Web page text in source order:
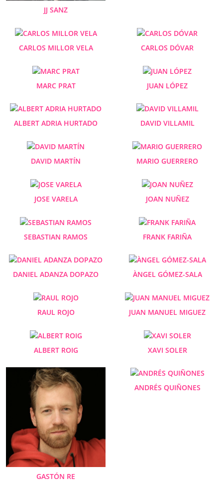
JJ SANZ
CARLOS MILLOR VELA CARLOS DÓVAR
MARC PRAT JUAN LÓPEZ
ALBERT ADRIA HURTADO DAVID VILLAMIL
DAVID MARTÍN MARIO GUERRERO
JOSE VARELA JOAN NUÑEZ
SEBASTIAN RAMOS FRANK FARIÑA
DANIEL ADANZA DOPAZO ÀNGEL GÓMEZ-SALA
RAUL ROJO JUAN MANUEL MIGUEZ
ALBERT ROIG XAVI SOLER
GASTÓN RE
ANDRÉS QUIÑONES